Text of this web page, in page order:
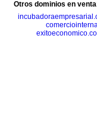
Otros dominios en